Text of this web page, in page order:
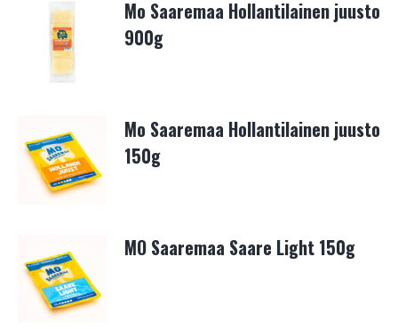
Mo Saaremaa Hollantilainen juusto
900g
Mo Saaremaa Hollantilainen juusto
150g
MO Saaremaa Saare Light 150g